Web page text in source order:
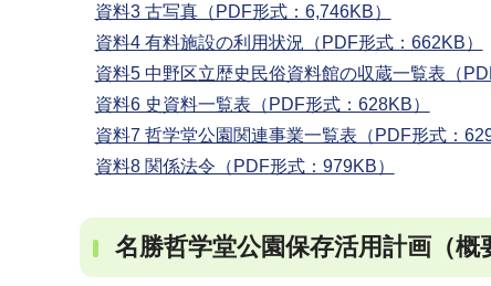
資料3 古写真（PDF形式：6,746KB）
資料4 有料施設の利用状況（PDF形式：662KB）
資料5 中野区立歴史民俗資料館の収蔵一覧表（
資料6 史資料一覧表（PDF形式：628KB）
資料7 哲学堂公園関連事業一覧表（PDF形式：
資料8 関係法令（PDF形式：979KB）
名勝哲学堂公園保存活用計画（概